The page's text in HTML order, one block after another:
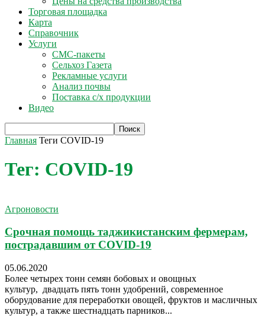
Торговая площадка
Карта
Справочник
Услуги
СМС-пакеты
Сельхоз Газета
Рекламные услуги
Анализ почвы
Поставка с/х продукции
Видео
Главная Теги COVID-19
Тег: COVID-19
Агроновости
Срочная помощь таджикистанским фермерам,
пострадавшим от COVID-19
05.06.2020
Более четырех тонн семян бобовых и овощных
культур, двадцать пять тонн удобрений, современное
оборудование для переработки овощей, фруктов и масличных
культур, а также шестнадцать парников...